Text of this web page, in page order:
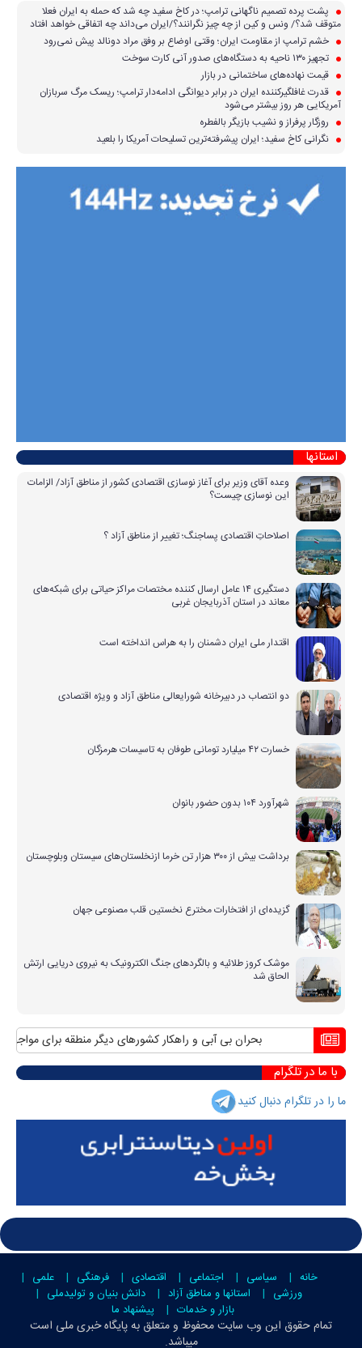
پشت پرده تصمیم ناگهانی ترامپ؛ در کاخ سفید چه شد که حمله به ایران فعلا
متوقف شد؟/ ونس و کین از چه چیز نگرانند؟/ایران می‌داند چه اتفاقی خواهد افتاد
خشم ترامپ از مقاومت ایران؛ وقتی اوضاع بر وفق مراد دونالد پیش نمی‌رود
تجهیز ۱۳۰ ناحیه به دستگاه‌های صدور آنی کارت سوخت
قیمت نهاده‌های ساختمانی در بازار
قدرت غافلگیرکننده ایران در برابر دیوانگی ادامه‌دار ترامپ؛ ریسک مرگ سربازان
آمریکایی هر روز بیشتر می‌شود
روزگار پرفراز و نشیب بازیگر بالفطره
نگرانی کاخ سفید؛ ایران پیشرفته‌ترین تسلیحات آمریکا را بلعید
استانها
وعده آقای وزیر برای آغاز نوسازی اقتصادی کشور از مناطق آزاد/ الزامات
این نوسازی چیست؟
اصلاحاتِ اقتصادی پساجنگ؛ تغییر از مناطق آزاد ؟
دستگیری ۱۴ عامل ارسال کننده مختصات مراکز حیاتی برای شبکه‌های
معاند در استان آذربایجان غربی
اقتدار ملی ایران دشمنان را به هراس انداخته است
دو انتصاب در دبیرخانه شورایعالی مناطق آزاد و ویژه اقتصادی
خسارت ۴۲ میلیارد تومانی طوفان به تاسیسات هرمزگان
شهرآورد ۱۰۴ بدون حضور بانوان
برداشت بیش از ۳۰۰ هزار تن خرما ازنخلستان‌های سیستان وبلوچستان
گزیده‌ای از افتخارات مخترع نخستین قلب مصنوعی جهان
موشک کروز طلائیه و بالگردهای جنگ الکترونیک به نیروی دریایی ارتش
الحاق شد
بحران بی آبی و راهکار کشورهای دیگر منطقه برای مواجهه با
با ما در تلگرام
ما را در تلگرام دنبال کنید
خانه سیاسی اجتماعی اقتصادی فرهنگی
علمی
ورزشی
استانها و مناطق آزاد
دانش بنیان و تولیدملی
بازار و خدمات
پیشنهاد ما
تمام حقوق این وب سایت محفوظ و متعلق بهپایگاه خبری ملی است
میباشد.